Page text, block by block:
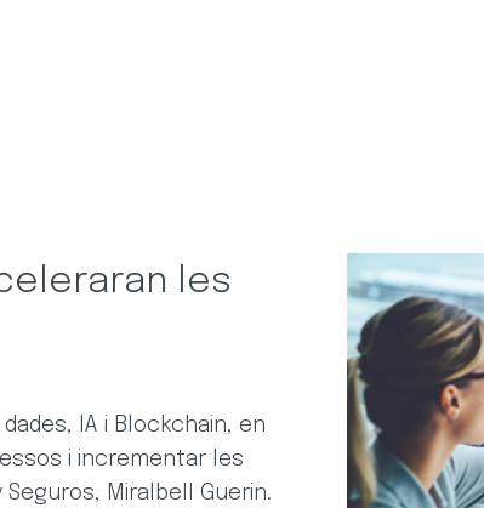
les
IA i Blockchain, en
i incrementar les
Miralbell Guerin.